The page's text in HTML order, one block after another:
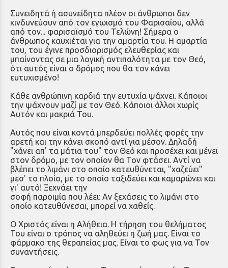
Συνειδητά ή ασυνείδητα πλέον οι άνθρωποι δεν
κινδυνεύουν από τον εγωισμό του Φαρισαίου, αλλά
από τον... φαρισαϊσμό του Τελώνη! Σήμερα ο
άνθρωπος καυχιέται για την αμαρτία του. Η αμαρτία
του, του έγινε προσδιορισμός ελευθερίας και
μπαίνοντας σε μια λογική αντιπαλότητα με τον Θεό,
ότι αυτός είναι ο δρόμος που θα τον κάνει
ευτυχισμένο!
Κάθε ανθρώπινη καρδιά την ευτυχία ψάχνει. Κάποιοι
την ψάχνουν μαζί με τον Θεό. Κάποιοι άλλοι χωρίς
Αυτόν και μακριά Του.
Αυτός που είναι κοντά μπερδεύει πολλές φορές την
αρετή και την κάνει σκοπό αντί για μέσον. Δηλαδή
"χάνει απ' τα μάτια του" τον Θεό και προσέχει και μένει
στον δρόμο, με τον οποίον θα Τον φτάσει. Αντί να
βλέπει το λιμάνι στο οποίο κατευθύνεται, "χαζεύει"
μεσ' το πλοίο, με το οποίο ταξιδεύει και καμαρώνει και
γι' αυτό! Ξεχνάει την
σοφή παροιμία που λέει: Αν ξεχάσεις το λιμάνι στο
οποίο κατευθύνεσαι, μπορεί να χαθείς.
Ο Χριστός είναι η Αλήθεια. Η τήρηση του θελήματος
Του είναι ο τρόπος να αληθεύει η ζωή μας. Είναι το
φάρμακο της θεραπείας μας. Είναι το φως για να Τον
συναντήσεις.